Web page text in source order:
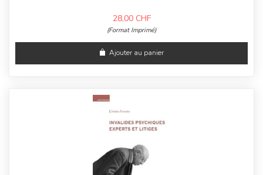
28,00 CHF
(Format Imprimé)
Ajouter au panier